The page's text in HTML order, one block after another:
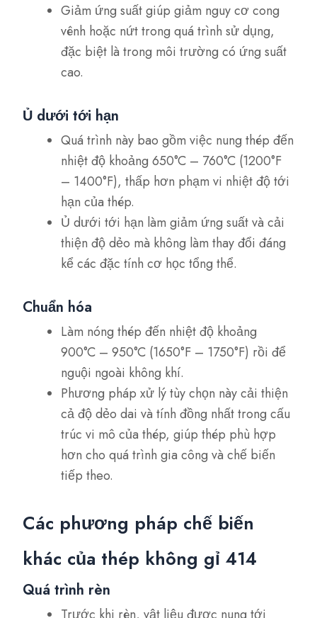
Giảm ứng suất giúp giảm nguy cơ cong
vênh hoặc nứt trong quá trình sử dụng,
đặc biệt là trong môi trường có ứng suất
cao.
Ủ dưới tới hạn
Quá trình này bao gồm việc nung thép đến
nhiệt độ khoảng 650°C – 760°C (1200°F
– 1400°F), thấp hơn phạm vi nhiệt độ tới
hạn của thép.
Ủ dưới tới hạn làm giảm ứng suất và cải
thiện độ dẻo mà không làm thay đổi đáng
kể các đặc tính cơ học tổng thể.
Chuẩn hóa
Làm nóng thép đến nhiệt độ khoảng
900°C – 950°C (1650°F – 1750°F) rồi để
nguội ngoài không khí.
Phương pháp xử lý tùy chọn này cải thiện
cả độ dẻo dai và tính đồng nhất trong cấu
trúc vi mô của thép, giúp thép phù hợp
hơn cho quá trình gia công và chế biến
tiếp theo.
Các phương pháp chế biến
khác của thép không gỉ 414
Quá trình rèn
Trước khi rèn, vật liệu được nung tới